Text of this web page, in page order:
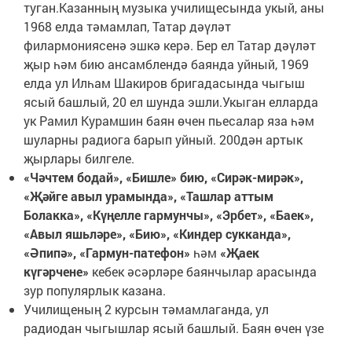
туган.Казанның музыка училищесында укый, аны
1968 елда тәмамлап, Татар дәүләт
филармониясенә эшкә керә. Бер ел Татар дәүләт
җыр һәм бию ансамблендә баянда уйный, 1969
елда ул Илһам Шакиров бригадасында чыгыш
ясый башлый, 20 ел шунда эшли.Укыган елларда
ук Рамил Курамшин баян өчен пьесалар яза һәм
шуларны радиога барып уйный. 200дән артык
җырлары билгеле.
«Чәчтем бодай», «Бишле» бию, «Сирәк-мирәк»,
«Җәйге авыл урамында», «Ташлар аттым
Болакка», «Күңелле гармунчы», «Эрбет», «Баек»,
«Авыл яшьләре», «Бию», «Киндер сукканда»,
«Әпипә», «Гармун-патефон» һәм «Җаек
күгәрчене» кебек әсәрләре баянчылар арасында
зур популярлык казана.
Училищеның 2 курсын тәмамлаганда, ул
радиодан чыгышлар ясый башлый. Баян өчен үзе